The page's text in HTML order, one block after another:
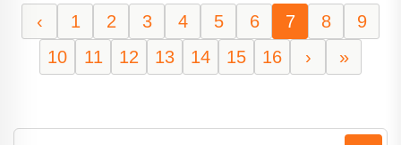
‹ 1 2 3 4 5 6 7 8
9
10
11 12 13 14 15 16 › »